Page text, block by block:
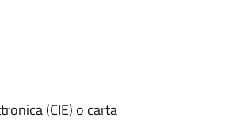
(CIE) o carta